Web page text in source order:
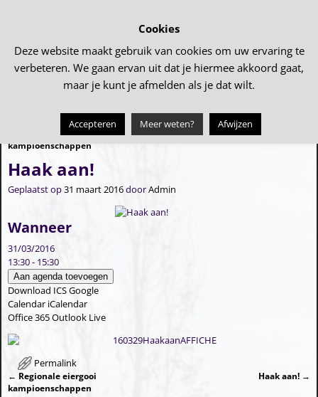
Bericht navigatie
Regionale eiergooi
kampioenschappen
Haak aan!
Haak aan!
Geplaatst op31 maart 2016doorAdmin
Wanneer
31/03/2016
13:30 - 15:30
Aan agenda toevoegen
Download ICSGoogle
Calendar iCalendar
Office 365Outlook Live
Permalink
Bericht navigatie
← Regionale eiergooi
kampioenschappen
Haak aan! →
Cookies
Deze website maakt gebruik van cookies om uw ervaring te
verbeteren. We gaan ervan uit dat je hiermee akkoord gaat,
maar je kunt je afmelden als je dat wilt.
Accepteren Meer weten? Afwijzen